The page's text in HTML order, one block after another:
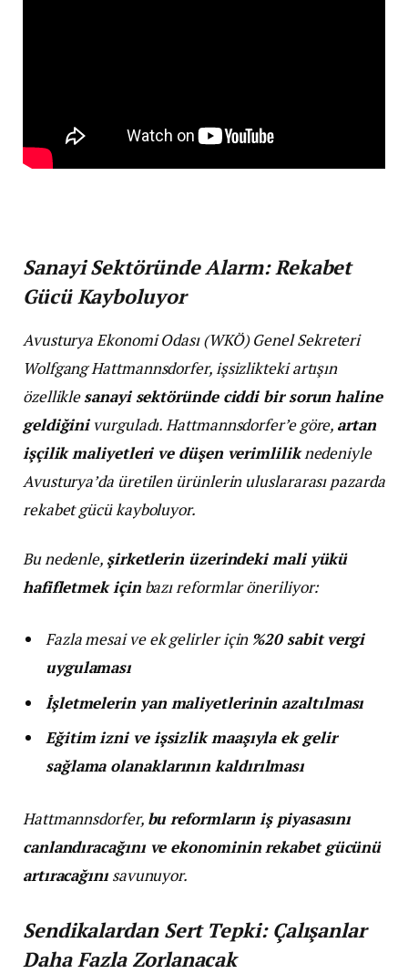
Sanayi Sektöründe Alarm: Rekabet
Gücü Kayboluyor
Avusturya Ekonomi Odası (WKÖ) Genel Sekreteri
Wolfgang Hattmannsdorfer, işsizlikteki artışın
özelliklesanayi sektöründe ciddi bir sorun haline
geldiğinivurguladı. Hattmannsdorfer’e göre, artan
işçilik maliyetleri ve düşen verimliliknedeniyle
Avusturya’da üretilen ürünlerin uluslararası pazarda
rekabet gücü kayboluyor.
Bu nedenle, şirketlerin üzerindeki mali yükü
hafifletmek içinbazı reformlar öneriliyor:
Fazla mesai ve ek gelirler için %20 sabit vergi
uygulaması
İşletmelerin yan maliyetlerinin azaltılması
Eğitim izni ve işsizlik maaşıyla ek gelir
sağlama olanaklarının kaldırılması
Hattmannsdorfer, bu reformların iş piyasasını
canlandıracağını ve ekonominin rekabet gücünü
artıracağınısavunuyor.
Sendikalardan Sert Tepki: Çalışanlar
Daha Fazla Zorlanacak